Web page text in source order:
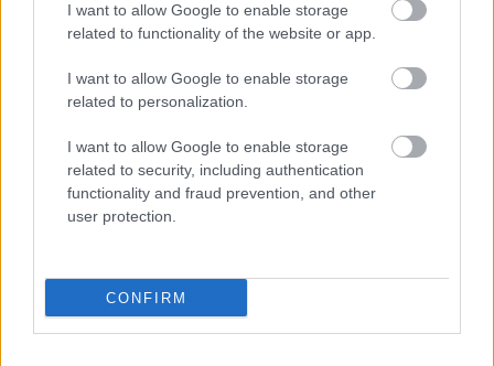
I want to allow Google to enable storage
related to functionality of the website or app.
I want to allow Google to enable storage
related to personalization.
I want to allow Google to enable storage
related to security, including authentication
functionality and fraud prevention, and other
user protection.
CONFIRM
Kuljetusliike­toiminta
Palveluliiketoiminta
Rakentaminen
Teollisuus
Terveys- ja sosiaalipalvelut
ALV-laskelmat, ilmoitukset verottajalle ja